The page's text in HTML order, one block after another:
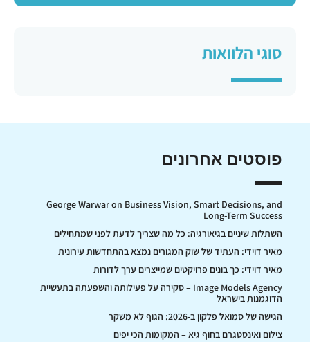
סוגי הלוואות
פוסטים אחרונים
George Warwar on Business Vision, Smart Decisions, and
Long-Term Success
השתלות שיניים בגיאורגיה: כל מה שצריך לדעת לפני שמתחילים
מאיר דוידי: העתיד של שוק המגורים נמצא בהתחדשות עירונית
מאיר דוידי: כך בונים פרויקטים שמייצרים ערך לדורות
Image Models Agency – סקירה על פעילותה והשפעתה בתעשיית
הדוגמנות בישראל
הגישה של סמואל פלקון ב-2026: הגוף לא משקר
צילום ואינסטגרם בחוף גיא – המקומות הכי יפים